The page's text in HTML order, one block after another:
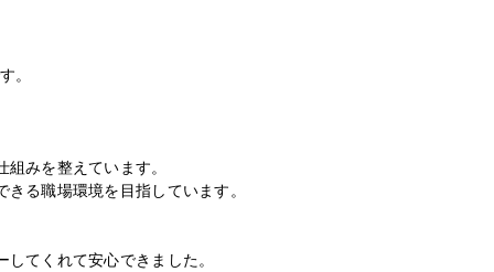
。
みを整えています。
る職場環境を目指しています。
てくれて安心できました。